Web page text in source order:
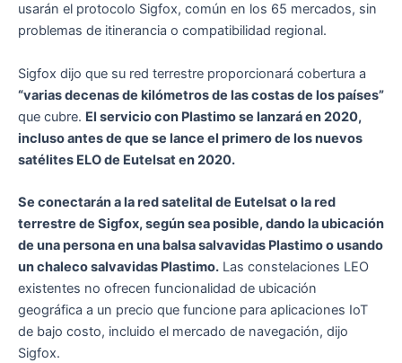
usarán el protocolo Sigfox, común en los 65 mercados, sin
problemas de itinerancia o compatibilidad regional.
Sigfox dijo que su red terrestre proporcionará cobertura a
“varias decenas de kilómetros de las costas de los países”
que cubre. El servicio con Plastimo se lanzará en 2020,
incluso antes de que se lance el primero de los nuevos
satélites ELO de Eutelsat en 2020.
Se conectarán a la red satelital de Eutelsat o la red
terrestre de Sigfox, según sea posible, dando la ubicación
de una persona en una balsa salvavidas Plastimo o usando
un chaleco salvavidas Plastimo. Las constelaciones LEO
existentes no ofrecen funcionalidad de ubicación
geográfica a un precio que funcione para aplicaciones IoT
de bajo costo, incluido el mercado de navegación, dijo
Sigfox.